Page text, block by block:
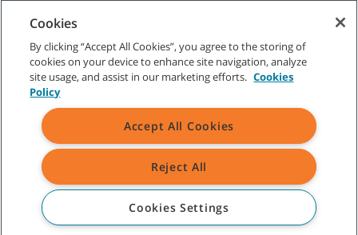
2026 Tennant Company. Tutti i diritti riservati.
Mappa del sito Termini generali |Termini di utilizzo
Termini
di vendita
Tutti i marchi e i loghi Tennant indicati sono di proprietà di Tennant
Cookies
By clicking “Accept All Cookies”, you agree to the storing of
cookies on your device to enhance site navigation, analyze
site usage, and assist in our marketing efforts. Cookies
Policy
Accept All Cookies
Reject All
Cookies Settings